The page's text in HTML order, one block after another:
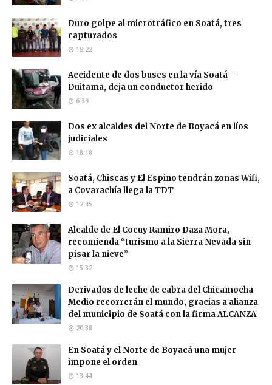
Duro golpe al microtráfico en Soatá, tres
capturados
19:22
Accidente de dos buses en la vía Soatá –
Duitama, deja un conductor herido
6:39
Dos ex alcaldes del Norte de Boyacá en líos
judiciales
18:18
Soatá, Chiscas y El Espino tendrán zonas Wifi,
a Covarachía llega la TDT
12:45
Alcalde de El Cocuy Ramiro Daza Mora,
recomienda “turismo a la Sierra Nevada sin
pisar la nieve”
15:32
Derivados de leche de cabra del Chicamocha
Medio recorrerán el mundo, gracias a alianza
del municipio de Soatá con la firma ALCANZA
20:38
En Soatá y el Norte de Boyacá una mujer
impone el orden
13:44